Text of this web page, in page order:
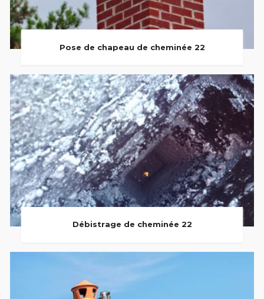
Pose de chapeau de cheminée 22
Débistrage de cheminée 22